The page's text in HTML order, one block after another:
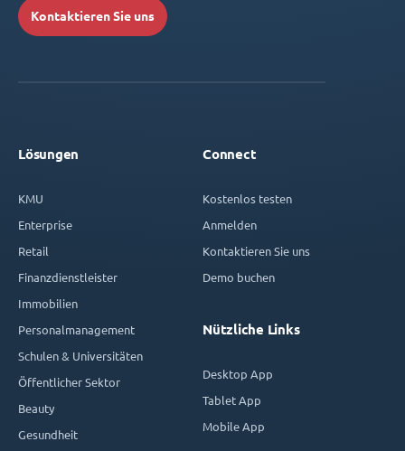
Kontaktieren Sie uns
Lösungen
KMU
Enterprise
Retail
Finanzdienstleister
Immobilien
Personalmanagement
Schulen & Universitäten
Öffentlicher Sektor
Beauty
Gesundheit
Connect
Kostenlos testen
Anmelden
Kontaktieren Sie uns
Demo buchen
Nützliche Links
Desktop App
Tablet App
Mobile App